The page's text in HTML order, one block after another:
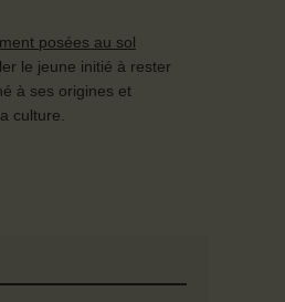
posées au sol
le jeune initié à rester
à ses origines et
culture.